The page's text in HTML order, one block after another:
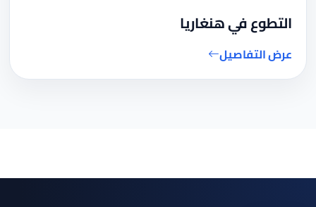
التطوع في هنغاريا
عرض التفاصيل